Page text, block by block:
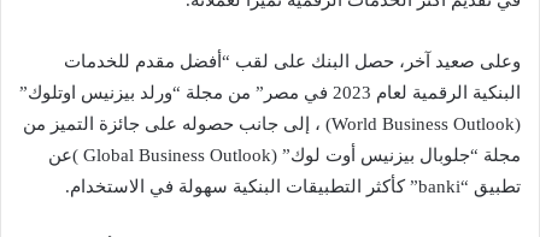
وعلى صعيد آخر، حصل البنك على لقب “أفضل مقدم للخدمات
البنكية الرقمية لعام 2023 في مصر” من مجلة “ورلد بيزنيس اوتلوك”
(World Business Outlook) ، إلى جانب حصوله على جائزة التميز من
مجلة “جلوبال بيزنيس أوت لوك” (Global Business Outlook )عن
تطبيق “banki” كأكثر التطبيقات البنكية سهولة في الاستخدام.